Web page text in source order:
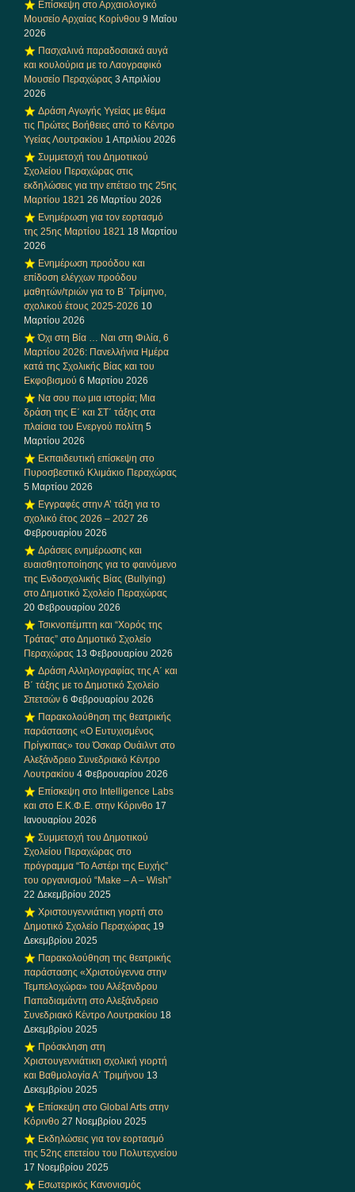
Επίσκεψη στο Αρχαιολογικό
Μουσείο Αρχαίας Κορίνθου 9 Μαΐου
2026
Πασχαλινά παραδοσιακά αυγά
και κουλούρια με το Λαογραφικό
Μουσείο Περαχώρας 3 Απριλίου
2026
Δράση Αγωγής Υγείας με θέμα
τις Πρώτες Βοήθειες από το Κέντρο
Υγείας Λουτρακίου 1 Απριλίου 2026
Συμμετοχή του Δημοτικού
Σχολείου Περαχώρας στις
εκδηλώσεις για την επέτειο της 25ης
Μαρτίου 1821 26 Μαρτίου 2026
Ενημέρωση για τον εορτασμό
της 25ης Μαρτίου 1821 18 Μαρτίου
2026
Ενημέρωση προόδου και
επίδοση ελέγχων προόδου
μαθητών/τριών για το Β΄ Τρίμηνο,
σχολικού έτους 2025-2026 10
Μαρτίου 2026
Όχι στη Βία … Ναι στη Φιλία, 6
Μαρτίου 2026: Πανελλήνια Ημέρα
κατά της Σχολικής Βίας και του
Εκφοβισμού 6 Μαρτίου 2026
Να σου πω μια ιστορία; Μια
δράση της Ε΄ και ΣΤ΄ τάξης στα
πλαίσια του Ενεργού πολίτη 5
Μαρτίου 2026
Εκπαιδευτική επίσκεψη στο
Πυροσβεστικό Κλιμάκιο Περαχώρας
5 Μαρτίου 2026
Εγγραφές στην Α’ τάξη για το
σχολικό έτος 2026 – 2027 26
Φεβρουαρίου 2026
Δράσεις ενημέρωσης και
ευαισθητοποίησης για το φαινόμενο
της Ενδοσχολικής Βίας (Bullying)
στο Δημοτικό Σχολείο Περαχώρας
20 Φεβρουαρίου 2026
Τσικνοπέμπτη και “Χορός της
Τράτας” στο Δημοτικό Σχολείο
Περαχώρας 13 Φεβρουαρίου 2026
Δράση Αλληλογραφίας της Α΄ και
Β΄ τάξης με το Δημοτικό Σχολείο
Σπετσών 6 Φεβρουαρίου 2026
Παρακολούθηση της θεατρικής
παράστασης «Ο Ευτυχισμένος
Πρίγκιπας» του Όσκαρ Ουάιλντ στο
Αλεξάνδρειο Συνεδριακό Κέντρο
Λουτρακίου 4 Φεβρουαρίου 2026
Επίσκεψη στο Intelligence Labs
και στο Ε.Κ.Φ.Ε. στην Κόρινθο 17
Ιανουαρίου 2026
Συμμετοχή του Δημοτικού
Σχολείου Περαχώρας στο
πρόγραμμα “Το Αστέρι της Ευχής”
του οργανισμού “Make – A – Wish”
22 Δεκεμβρίου 2025
Χριστουγεννιάτικη γιορτή στο
Δημοτικό Σχολείο Περαχώρας 19
Δεκεμβρίου 2025
Παρακολούθηση της θεατρικής
παράστασης «Χριστούγεννα στην
Τεμπελοχώρα» του Αλέξανδρου
Παπαδιαμάντη στο Αλεξάνδρειο
Συνεδριακό Κέντρο Λουτρακίου 18
Δεκεμβρίου 2025
Πρόσκληση στη
Χριστουγεννιάτικη σχολική γιορτή
και Βαθμολογία Α΄ Τριμήνου 13
Δεκεμβρίου 2025
Επίσκεψη στο Global Arts στην
Κόρινθο 27 Νοεμβρίου 2025
Εκδηλώσεις για τον εορτασμό
της 52ης επετείου του Πολυτεχνείου
17 Νοεμβρίου 2025
Εσωτερικός Κανονισμός